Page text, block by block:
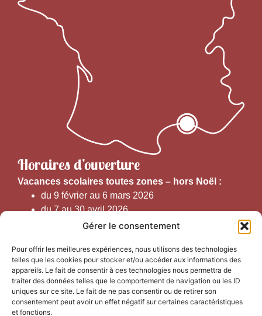
Gérer le consentement
Pour offrir les meilleures expériences, nous utilisons des technologies
telles que les cookies pour stocker et/ou accéder aux informations des
appareils. Le fait de consentir à ces technologies nous permettra de
traiter des données telles que le comportement de navigation ou les ID
uniques sur ce site. Le fait de ne pas consentir ou de retirer son
consentement peut avoir un effet négatif sur certaines caractéristiques
et fonctions.
Horaires d’ouverture
Vacances scolaires toutes zones – hors Noël :
du 9 février au 6 mars 2026
du 7 au 30 avril 2026
du 1er juin au 30 septembre 2026
Horaires d’ouverture au public :
Du 1er septembre au 30 juin 2026 (hors juillet et août)
du lundi au vendredi de 9h50 à 12h30 et de